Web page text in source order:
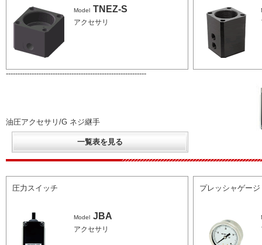
Model TNEZ-S
アクセサリ
------------------------------------------------------------
油圧アクセサリ/G ネジ継手
一覧表を見る
圧力スイッチ
Model JBA
アクセサリ
プレッシャゲージ